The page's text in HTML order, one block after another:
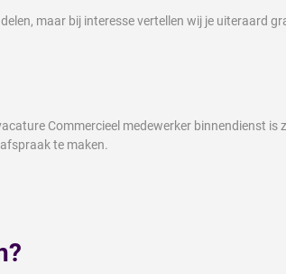
maar bij interesse vertellen wij je uiteraard
Commercieel medewerker binnendienst
te maken.